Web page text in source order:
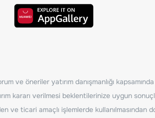
ve öneriler yatırım danışmanlığı
kararı verilmesi beklentilerinize uygun
ve ticari amaçlı işlemlerde